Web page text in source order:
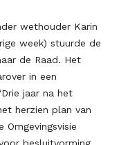
wethouder Karin
week) stuurde de
de Raad. Het
in een
jaar na het
herzien plan van
Omgevingsvisie